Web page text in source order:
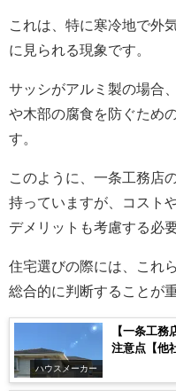
これは、特に寒冷地で外
に見られる現象です。
サッシがアルミ製の場合
や木部の腐食を防ぐため
す。
このように、一条工務店
持っていますが、コスト
デメリットも考慮する必
住宅選びの際には、これ
総合的に判断することが
ハウスメーカー
【一条工務
注意点【他